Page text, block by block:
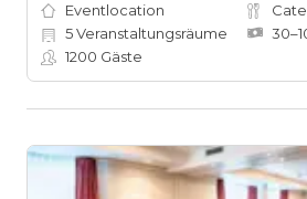
Eventlocation
5Veranstaltungsräume
1200 Gäste